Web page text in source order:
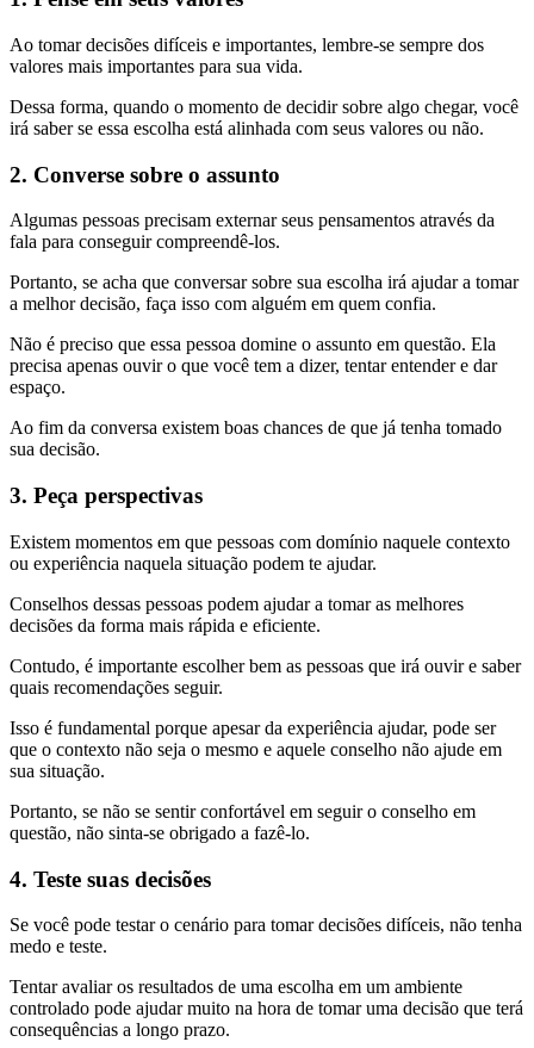
Ao tomar decisões difíceis e importantes, lembre-se sempre dos
valores mais importantes para sua vida.
Dessa forma, quando o momento de decidir sobre algo chegar, você
irá saber se essa escolha está alinhada com seus valores ou não.
2. Converse sobre o assunto
Algumas pessoas precisam externar seus pensamentos através da
fala para conseguir compreendê-los.
Portanto, se acha que conversar sobre sua escolha irá ajudar a tomar
a melhor decisão, faça isso com alguém em quem confia.
Não é preciso que essa pessoa domine o assunto em questão. Ela
precisa apenas ouvir o que você tem a dizer, tentar entender e dar
espaço.
Ao fim da conversa existem boas chances de que já tenha tomado
sua decisão.
3. Peça perspectivas
Existem momentos em que pessoas com domínio naquele contexto
ou experiência naquela situação podem te ajudar.
Conselhos dessas pessoas podem ajudar a tomar as melhores
decisões da forma mais rápida e eficiente.
Contudo, é importante escolher bem as pessoas que irá ouvir e saber
quais recomendações seguir.
Isso é fundamental porque apesar da experiência ajudar, pode ser
que o contexto não seja o mesmo e aquele conselho não ajude em
sua situação.
Portanto, se não se sentir confortável em seguir o conselho em
questão, não sinta-se obrigado a fazê-lo.
4. Teste suas decisões
Se você pode testar o cenário para tomar decisões difíceis, não tenha
medo e teste.
Tentar avaliar os resultados de uma escolha em um ambiente
controlado pode ajudar muito na hora de tomar uma decisão que terá
consequências a longo prazo.